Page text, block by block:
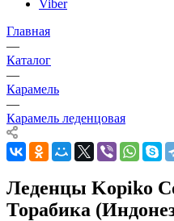
Viber
Главная
—
Каталог
—
Карамель
—
Карамель леденцовая
Леденцы Kopiko
Торабика